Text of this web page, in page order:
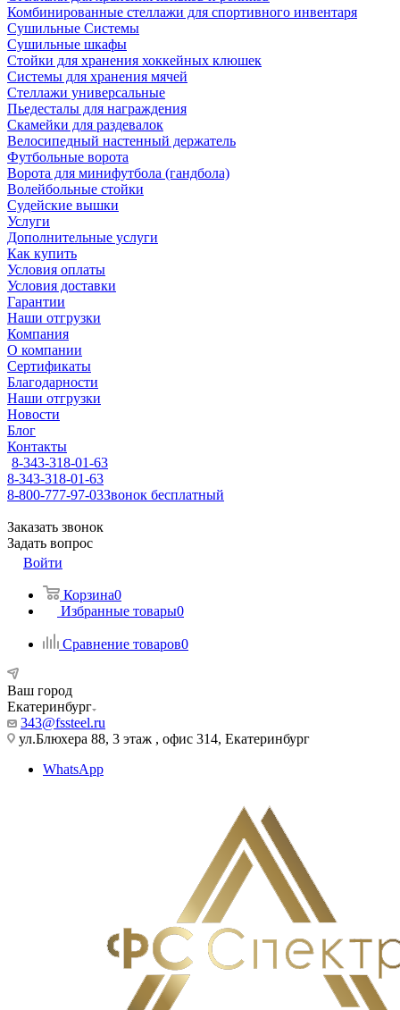
Комбинированные стеллажи для спортивного инвентаря
Сушильные Системы
Сушильные шкафы
Стойки для хранения хоккейных клюшек
Системы для хранения мячей
Стеллажи универсальные
Пьедесталы для награждения
Скамейки для раздевалок
Велосипедный настенный держатель
Футбольные ворота
Ворота для минифутбола (гандбола)
Волейбольные стойки
Судейские вышки
Услуги
Дополнительные услуги
Как купить
Условия оплаты
Условия доставки
Гарантии
Наши отгрузки
Компания
О компании
Сертификаты
Благодарности
Наши отгрузки
Новости
Блог
Контакты
8-343-318-01-63
8-343-318-01-63
8-800-777-97-03Звонок бесплатный
Заказать звонок
Задать вопрос
Войти
Корзина0
Избранные товары0
Сравнение товаров0
Ваш город
Екатеринбург
343@fssteel.ru
ул.Блюхера 88, 3 этаж , офис 314, Екатеринбург
WhatsApp